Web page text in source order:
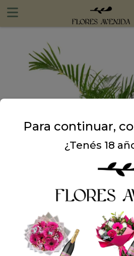
Para continuar,
¿Tenés 18